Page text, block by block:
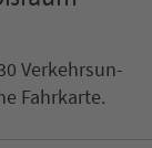
Ver­kehrs­un­
Fahr­kar­te.